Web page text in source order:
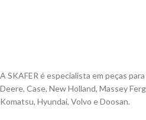
A SKAFER é especialista em peças
Deere, Case, New Holland, Massey
Komatsu, Hyundai, Volvo e Doosan.